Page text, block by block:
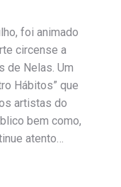
foi animado
circense a
de Nelas. Um
Hábitos” que
artistas do
bem como,
atento…